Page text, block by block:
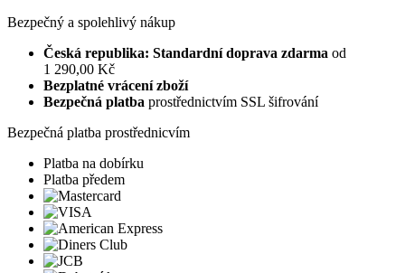
Bezpečný a spolehlivý nákup
Česká republika: Standardní doprava zdarma od
1 290,00 Kč
Bezplatné vrácení zboží
Bezpečná platba prostřednictvím SSL šifrování
Bezpečná platba prostřednicvím
Platba na dobírku
Platba předem